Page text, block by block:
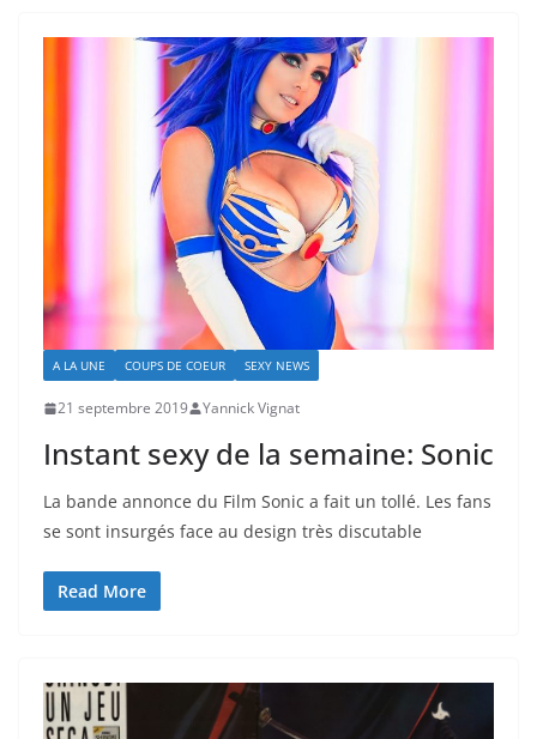
A LA UNE COUPS DE COEUR SEXY NEWS
21 septembre 2019 Yannick Vignat
Instant sexy de la semaine: Sonic
La bande annonce du Film Sonic a fait un tollé. Les fans
se sont insurgés face au design très discutable
Read More